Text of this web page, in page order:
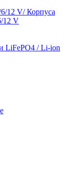
12 V/ Корпуса
12 V
LiFePO4 / Li-ion